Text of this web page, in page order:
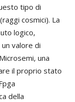
tipo di
cosmici). La
logico,
valore di
una
il proprio stato
della